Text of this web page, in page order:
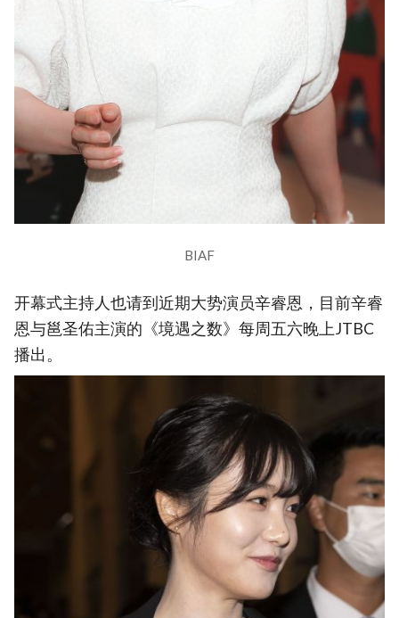
BIAF
开幕式主持人也请到近期大势演员辛睿恩，目前辛睿
恩与邕圣佑主演的《境遇之数》每周五六晚上JTBC
播出。